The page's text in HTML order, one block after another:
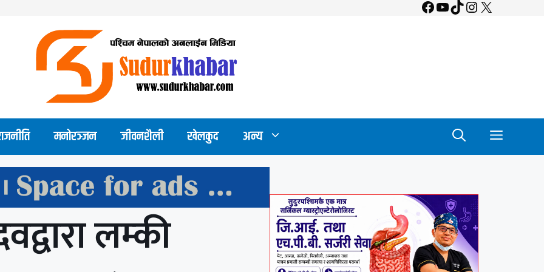
Facebook
YouTube
TikTok
Instagram
X
मनोरञ्जन जीवनशैली खेलकुद अन्य
लम्की